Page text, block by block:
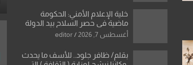
خلية الإعلام الأمني: الحكومة
ماضية في حصر السلاح بيد الدولة
دون رجعة
أغسطس 7, 2026 editor
بقلم/ ظافر جلود.. للأسف ما يحدث